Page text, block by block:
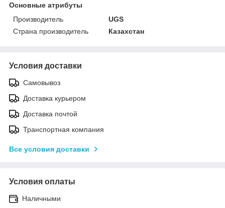
Основные атрибуты
Производитель
UGS
Страна производитель
Казахстан
Условия доставки
Самовывоз
Доставка курьером
Доставка почтой
Транспортная компания
Все условия доставки
Условия оплаты
Наличными